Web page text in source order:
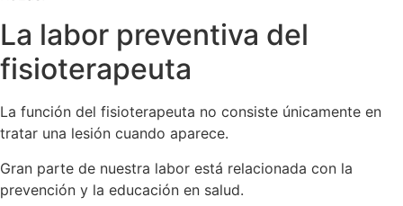
La labor preventiva del
fisioterapeuta
La función del fisioterapeuta no consiste únicamente en
tratar una lesión cuando aparece.
Gran parte de nuestra labor está relacionada con la
prevención y la educación en salud.